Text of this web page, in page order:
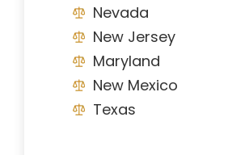
Nevada
New Jersey
Maryland
New Mexico
Texas